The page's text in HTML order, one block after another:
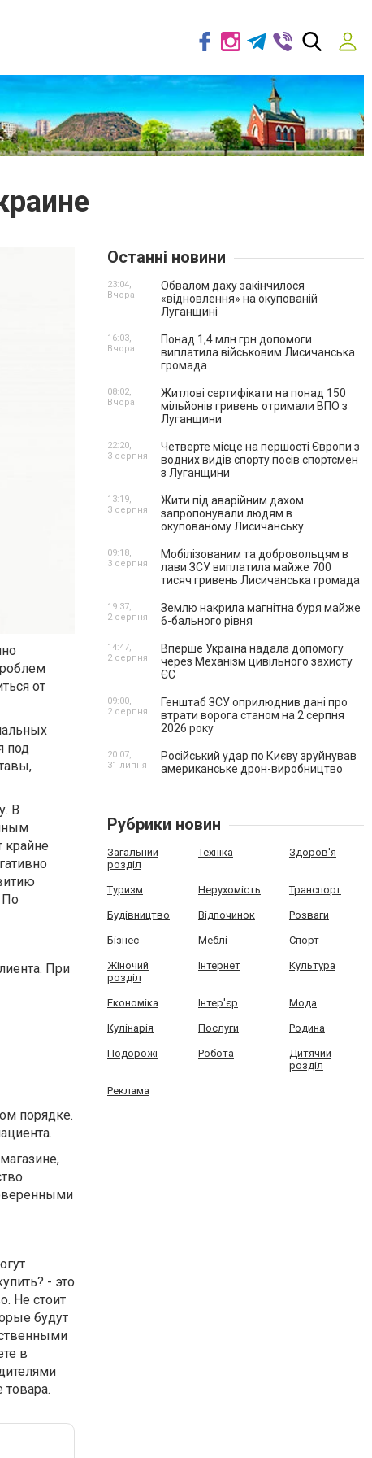
от
под
В
крайне
По
При
порядке.
- это
Не стоит
будут
в
Останні новини
Обвалом даху закінчилося
«відновлення» на окупованій
Луганщині
23:04,
Вчора
Понад 1,4 млн грн допомоги
виплатила військовим Лисичанська
громада
16:03,
Вчора
Житлові сертифікати на понад 150
мільйонів гривень отримали ВПО з
Луганщини
08:02,
Вчора
Четверте місце на першості Європи з
водних видів спорту посів спортсмен
з Луганщини
22:20,
3 серпня
Жити під аварійним дахом
запропонували людям в
окупованому Лисичанську
13:19,
3 серпня
Мобілізованим та добровольцям в
лави ЗСУ виплатила майже 700
тисяч гривень Лисичанська громада
09:18,
3 серпня
Землю накрила магнітна буря майже
6-бального рівня
19:37,
2 серпня
Вперше Україна надала допомогу
через Механізм цивільного захисту
ЄС
14:47,
2 серпня
Генштаб ЗСУ оприлюднив дані про
втрати ворога станом на 2 серпня
2026 року
09:00,
2 серпня
Російський удар по Києву зруйнував
американське дрон-виробництво
20:07,
31 липня
Рубрики новин
Загальний
розділ
Техніка Здоров'я
Туризм Нерухомість Транспорт
Будівництво Відпочинок Розваги
Бізнес Меблі Спорт
Жіночий
розділ
Інтернет Культура
Економіка Інтер'єр Мода
Кулінарія Послуги Родина
Подорожі Робота
Дитячий
розділ
Реклама